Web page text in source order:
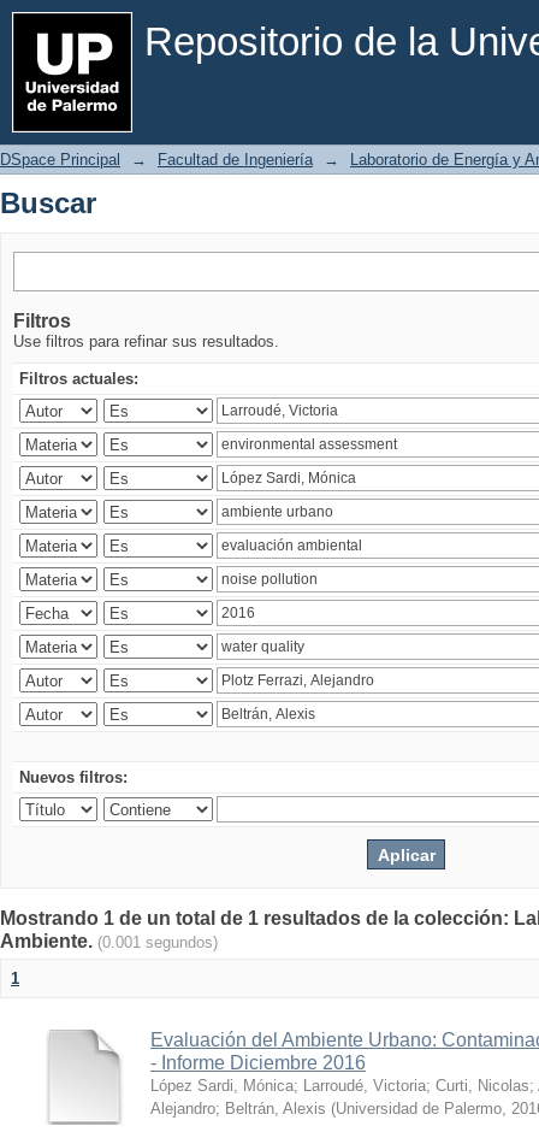
Repositorio de la
Buscar
DSpace Principal → Facultad de Ingeniería → Laboratorio de Energía y
Buscar
Filtros
Use filtros para refinar sus resultados.
Filtros actuales:
Nuevos filtros:
Mostrando 1 de un total de 1 resultados de la colección:
Ambiente. (0.001 segundos)
1
Evaluación del Ambiente Urbano:
- Informe Diciembre 2016
López Sardi, Mónica; Larroudé, Victoria; Curti, Nicolas;
Alejandro; Beltrán, Alexis (Universidad de Palermo,